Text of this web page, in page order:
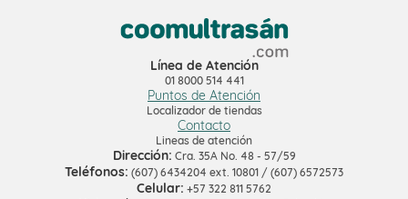
Línea de Atención
01 8000 514 441
Puntos de Atención
Localizador de tiendas
Contacto
Lineas de atención
Dirección: Cra. 35A No. 48 - 57/59
Teléfonos: (607) 6434204 ext. 10801 / (607) 6572573
Celular: +57 322 811 5762